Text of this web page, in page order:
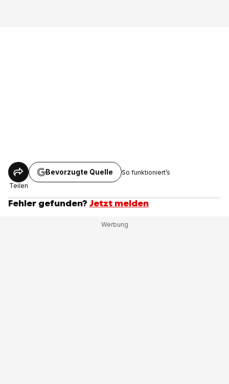
Teilen
Bevorzugte Quelle So funktioniert’s
Fehler gefunden? Jetzt melden